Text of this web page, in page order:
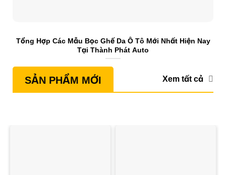
Tổng Hợp Các Mẫu Bọc Ghế Da Ô Tô Mới Nhất Hiện Nay
Tại Thành Phát Auto
SẢN PHẨM MỚI Xem tất cả